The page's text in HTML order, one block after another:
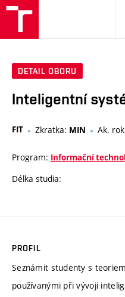
DETAIL OBORU
Inteligentní
FIT Zkratka: MIN Ak.
Program: Informační
Délka studia:
PROFIL
Seznámit studenty s
používanými při vývoji